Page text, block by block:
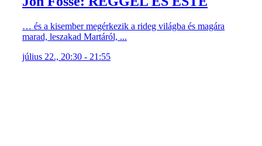
… és a kisember megérkezik a rideg világba és magára
marad, leszakad Martáról, ...
július 22., 20:30 - 21:55